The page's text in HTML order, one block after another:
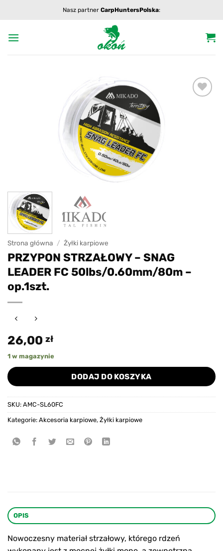
Nasz partner CarpHuntersPolska:
Strona główna / Żyłki karpiowe
PRZYPON STRZAŁOWY – SNAG
LEADER FC 50lbs/0.60mm/80m –
op.1szt.
26,00 zł
1 w magazynie
DODAJ DO KOSZYKA
SKU: AMC-SL60FC
Kategorie: Akcesoria karpiowe, Żyłki karpiowe
OPIS
Nowoczesny materiał strzałowy, którego rdzeń